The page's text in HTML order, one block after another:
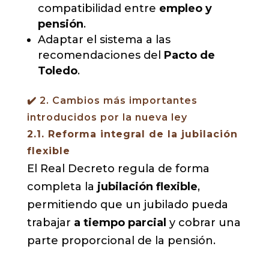
compatibilidad entre empleo y
pensión.
Adaptar el sistema a las
recomendaciones del Pacto de
Toledo.
✔️ 2. Cambios más importantes
introducidos por la nueva ley
2.1. Reforma integral de la jubilación
flexible
El Real Decreto regula de forma
completa la jubilación flexible,
permitiendo que un jubilado pueda
trabajar a tiempo parcial y cobrar una
parte proporcional de la pensión.